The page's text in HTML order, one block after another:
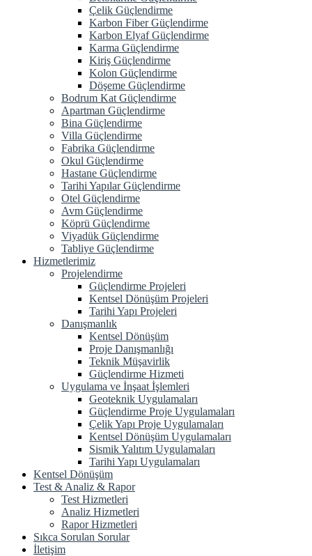
Çelik Güçlendirme
Karbon Fiber Güçlendirme
Karbon Elyaf Güçlendirme
Karma Güçlendirme
Kiriş Güçlendirme
Kolon Güçlendirme
Döşeme Güçlendirme
Bodrum Kat Güçlendirme
Apartman Güçlendirme
Bina Güçlendirme
Villa Güçlendirme
Fabrika Güçlendirme
Okul Güçlendirme
Hastane Güçlendirme
Tarihi Yapılar Güçlendirme
Otel Güçlendirme
Avm Güçlendirme
Köprü Güçlendirme
Viyadük Güçlendirme
Tabliye Güçlendirme
Hizmetlerimiz
Projelendirme
Güçlendirme Projeleri
Kentsel Dönüşüm Projeleri
Tarihi Yapı Projeleri
Danışmanlık
Kentsel Dönüşüm
Proje Danışmanlığı
Teknik Müşavirlik
Güçlendirme Hizmeti
Uygulama ve İnşaat İşlemleri
Geoteknik Uygulamaları
Güçlendirme Proje Uygulamaları
Çelik Yapı Proje Uygulamaları
Kentsel Dönüşüm Uygulamaları
Sismik Yalıtım Uygulamaları
Tarihi Yapı Uygulamaları
Kentsel Dönüşüm
Test & Analiz & Rapor
Test Hizmetleri
Analiz Hizmetleri
Rapor Hizmetleri
Sıkca Sorulan Sorular
İletişim